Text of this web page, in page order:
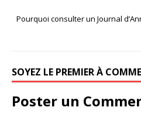
Pourquoi consulter un Journal
SOYEZ LE PREMIER À
Poster un